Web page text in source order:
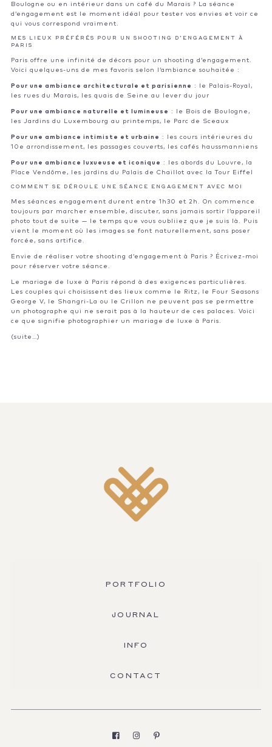
Boulogne ou en intérieur dans un café du Marais ? La séance
d’engagement est le moment idéal pour tester vos envies et voir ce
qui vous correspond vraiment.
MES LIEUX PRÉFÉRÉS POUR UN SHOOTING D’ENGAGEMENT À
PARIS
Paris offre une infinité de décors pour un shooting d’engagement.
Voici quelques-uns de mes favoris selon l’ambiance souhaitée :
Pour une ambiance architecturale et parisienne
: le Palais-Royal,
les rues du Marais, les quais de Seine au lever du jour
Pour une ambiance naturelle et lumineuse
: le Bois de Boulogne,
les Jardins du Luxembourg au printemps, le Parc de Sceaux
Pour une ambiance intimiste et urbaine
: les cours intérieures du
10e arrondissement, les passages couverts, les cafés haussmanniens
Pour une ambiance luxueuse et iconique
: les abords du Louvre, la
Place Vendôme, les jardins du Palais de Chaillot avec la Tour Eiffel
COMMENT SE DÉROULE UNE SÉANCE ENGAGEMENT AVEC MOI
Mes séances engagement durent entre 1h30 et 2h. On commence
toujours par marcher ensemble, discuter, sans jamais sortir l’appareil
photo tout de suite — le temps que vous oubliiez que je suis là. Puis
vient le moment où les images se font naturellement, sans poser
forcée, sans artifice.
Envie de réaliser votre shooting d’engagement à Paris ?
Écrivez-moi
pour réserver votre séance.
Le mariage de luxe à Paris répond à des exigences particulières.
Les couples qui choisissent des lieux comme le Ritz, le Four Seasons
George V, le Shangri-La ou le Crillon ne peuvent pas se permettre
un photographe qui ne serait pas à la hauteur de ces palaces. Voici
ce que signifie photographier un mariage de luxe à Paris.
(suite…)
PORTFOLIO
JOURNAL
INFO
CONTACT